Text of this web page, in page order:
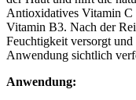
Antioxidatives Vitamin C
Vitamin B3. Nach der
Feuchtigkeit versorgt
Anwendung sichtlich
Anwendung: